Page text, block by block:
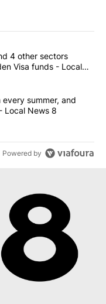
articles in the last
care, and 4 other
4 other sectors
Visa funds - Local
cash in every
summer, and
Local News 8
Powered by